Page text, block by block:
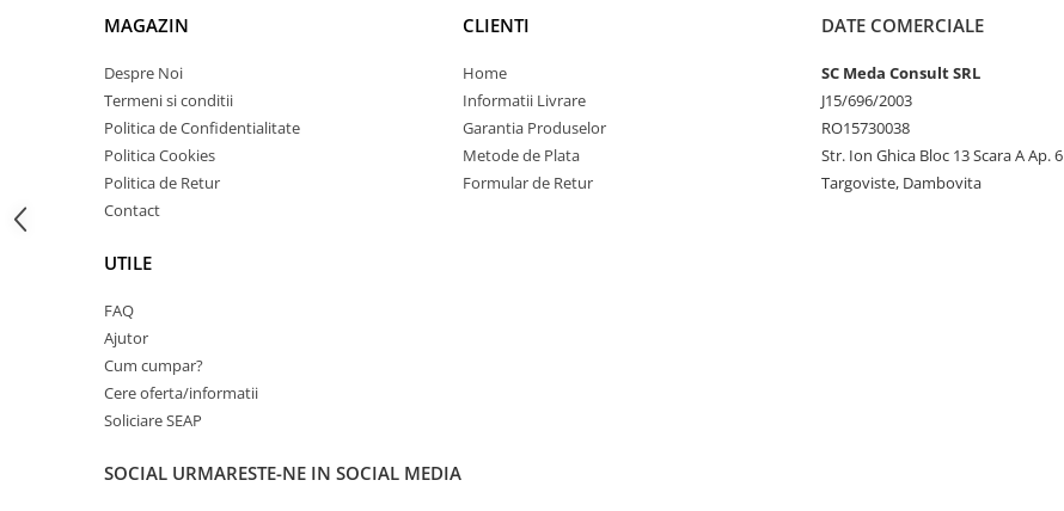
Coolere CPU
Ventilatoare
Pasta termica
Placi video profesionale
SSD-uri externe
Hard disk-uri externe
Card reader
Adaptoare PCI / PCIe
Periferice PC
Kit mouse si tastatura
MAGAZIN
Despre Noi
Termeni si conditii
Politica de Confidentialitate
Politica Cookies
Politica de Retur
Contact
UTILE
FAQ
Ajutor
Cum cumpar?
Cere oferta/informatii
Soliciare SEAP
CLIENTI
Home
Informatii Livrare
Garantia Produselor
Metode de Plata
Formular de Retur
DATE COMERCIALE
SC Meda Consult SRL
J15/696/2003
RO15730038
Str. Ion Ghica Bloc 13 Scara A Ap. 6
Targoviste, Dambovita
SOCIAL URMARESTE-NE IN SOCIAL MEDIA